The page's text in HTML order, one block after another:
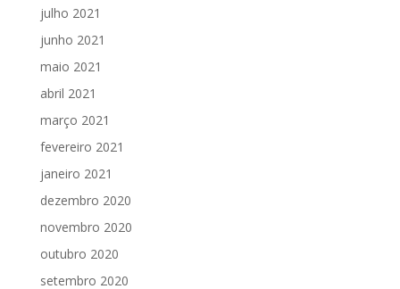
julho 2021
junho 2021
maio 2021
abril 2021
março 2021
fevereiro 2021
janeiro 2021
dezembro 2020
novembro 2020
outubro 2020
setembro 2020